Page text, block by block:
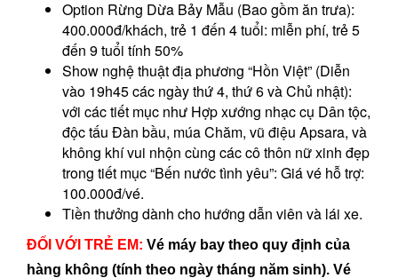
Option Rừng Dừa Bảy Mẫu (Bao gồm ăn trưa):
400.000đ/khách, trẻ 1 đến 4 tuổi: miễn phí, trẻ 5
đến 9 tuổi tính 50%
Show nghệ thuật địa phương “Hồn Việt” (Diễn
vào 19h45 các ngày thứ 4, thứ 6 và Chủ nhật):
với các tiết mục như Hợp xướng nhạc cụ Dân tộc,
độc tấu Đàn bầu, múa Chăm, vũ điệu Apsara, và
không khí vui nhộn cùng các cô thôn nữ xinh đẹp
trong tiết mục “Bến nước tình yêu”: Giá vé hỗ trợ:
100.000đ/vé.
Tiền thưởng dành cho hướng dẫn viên và lái xe.
ĐỐI VỚI TRẺ EM: Vé máy bay theo quy định của
hàng không (tính theo ngày tháng năm sinh). Vé